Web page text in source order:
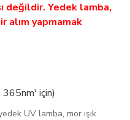
değildir. Yedek lamba,
alım yapmamak
için)
UV lamba, mor ışık